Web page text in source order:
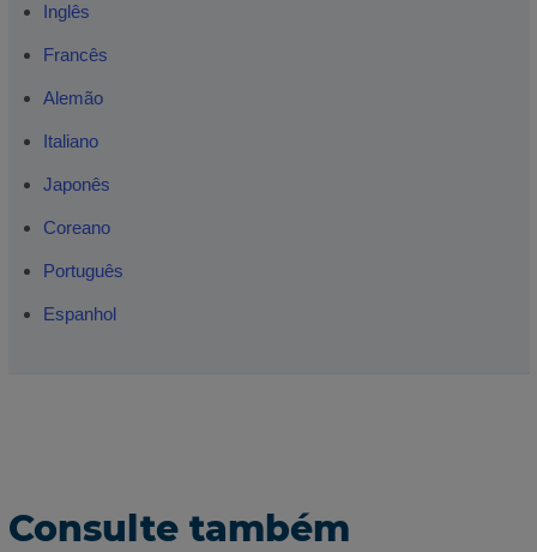
Inglês
Francês
Alemão
Italiano
Japonês
Coreano
Português
Espanhol
Consulte também